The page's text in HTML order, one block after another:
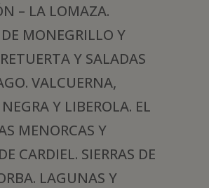
– LA LOMAZA.
DE MONEGRILLO Y
Y SALADAS
VALCUERNA,
Y LIBEROLA. EL
MENORCAS Y
CARDIEL. SIERRAS DE
LAGUNAS Y